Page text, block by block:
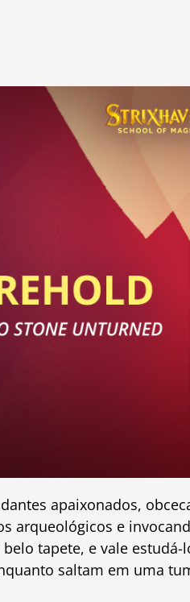
apaixonados,
arqueológicos e
tapete, e vale estudá-
saltam em uma